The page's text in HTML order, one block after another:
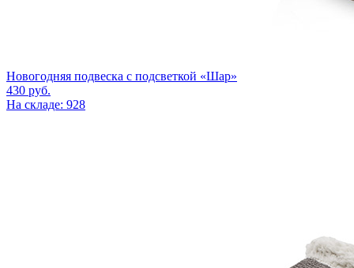
Новогодняя подвеска с подсветкой «Шар»
430 руб.
На складе: 928